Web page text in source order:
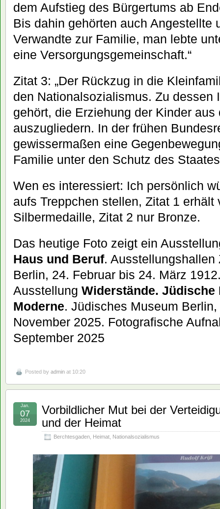
dem Aufstieg des Bürgertums ab
Bis dahin gehörten auch Angestellte
Verwandte zur Familie, man lebte
eine Versorgungsgemeinschaft.“
Zitat 3: „Der Rückzug in die
den Nationalsozialismus. Zu dessen
gehört, die Erziehung der Kinder aus
auszugliedern. In der frühen
gewissermaßen eine
Familie unter den Schutz des
Wen es interessiert: Ich persönlich
aufs Treppchen stellen, Zitat 1 erhält
Silbermedaille, Zitat 2 nur Bronze.
Das heutige Foto zeigt ein
Haus und Beruf. Ausstellungshallen
Berlin, 24. Februar bis 24. März
Ausstellung Widerstände. Jüdische
Moderne. Jüdisches Museum
November 2025. Fotografische
September 2025
Posted by admin at 10:20
Vorbildlicher Mut bei der
und der Heimat
Berchtesgaden Heimat Nationalsozialismus
Jan.
07
2024